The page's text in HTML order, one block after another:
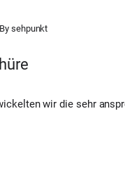
By sehpunkt
wir die sehr